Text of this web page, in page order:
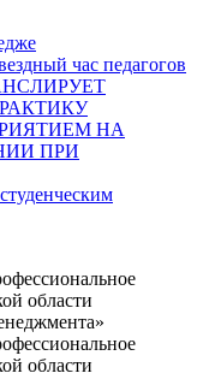
час педагогов
НА
ПРИ
области
области